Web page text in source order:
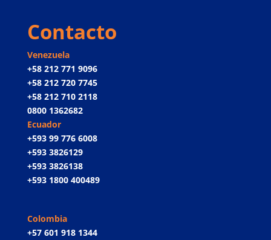
Contacto
Venezuela
+58 212 771 9096
+58 212 720 7745
+58 212 710 2118
0800 1362682
Ecuador
+593 99 776 6008
+593 3826129
+593 3826138
+593 1800 400489
Colombia
+57 601 918 1344